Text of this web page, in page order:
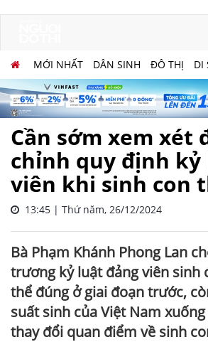
MỚI NHẤT DÂN SINH ĐÔ THỊ DI
Cần sớm xem xét
chỉnh quy định kỷ
viên khi sinh con
13:45 | Thứ năm, 26/12/2024
Bà Phạm Khánh Phong Lan
trương kỷ luật đảng viên sinh
thể đúng ở giai đoạn trước,
suất sinh của Việt Nam
thay đổi quan điểm về sinh